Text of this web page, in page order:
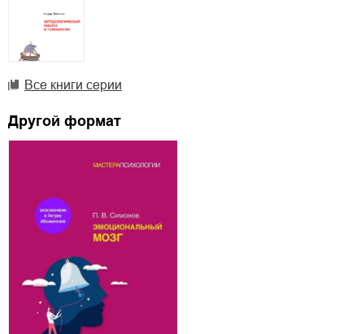
Все книги серии
Другой формат